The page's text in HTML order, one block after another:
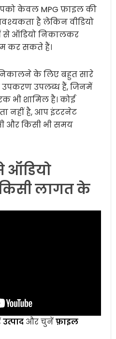
केवल MPG फ़ाइल की
है लेकिन वीडियो
से ऑडियो निकालकर
कर सकते हैं।
के लिए बहुत सारे
उपकरण उपलब्ध हैं, जिनमें
भी शामिल है। कोई
नहीं है, आप इंटरनेट
और किसी भी समय
ऑडियो
लागत के
उत्पाद और चुनेंफ़ाइल